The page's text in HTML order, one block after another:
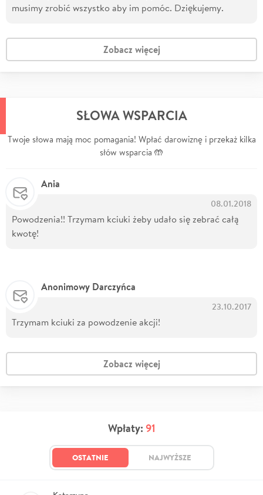
musimy zrobić wszystko aby im pomóc. Dziękujemy.
Zobacz więcej
SŁOWA WSPARCIA
Twoje słowa mają moc pomagania! Wpłać darowiznę i przekaż kilka
słów wsparcia 🤲
Ania
08.01.2018
Powodzenia!! Trzymam kciuki żeby udało się zebrać całą
kwotę!
Anonimowy Darczyńca
23.10.2017
Trzymam kciuki za powodzenie akcji!
Zobacz więcej
Wpłaty: 91
OSTATNIE NAJWYŻSZE